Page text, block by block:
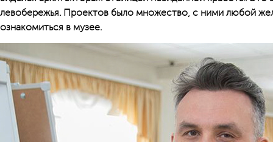
левобережья. Проектов было множество, с ними любой
ознакомиться в музее.